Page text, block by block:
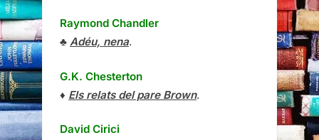
Raymond Chandler
♣ Adéu, nena.
G.K. Chesterton
♦ Els relats del pare Brown.
David Cirici